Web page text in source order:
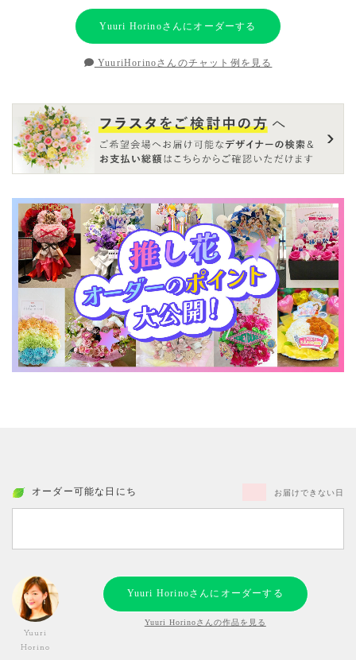
Yuuri Horinoさんにオーダーする
YuuriHorinoさんのチャット例を見る
オーダー可能な日にち お届けできない日
Yuuri
Horino
Yuuri Horinoさんにオーダーする
Yuuri Horinoさんの作品を見る